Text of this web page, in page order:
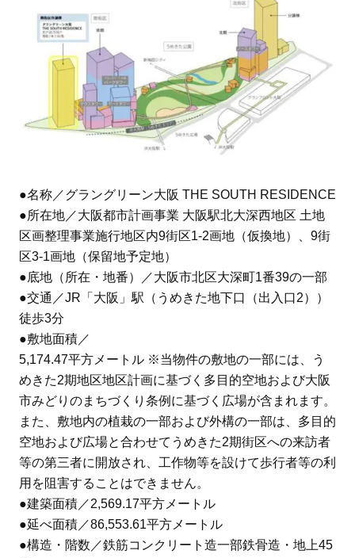
●名称／グラングリーン大阪 THE SOUTH RESIDENCE
●所在地／大阪都市計画事業 大阪駅北大深西地区 土地
区画整理事業施行地区内9街区1-2画地（仮換地）、9街
区3-1画地（保留地予定地）
●底地（所在・地番）／大阪市北区大深町1番39の一部
●交通／JR「大阪」駅（うめきた地下口（出入口2））
徒歩3分
●敷地面積／
5,174.47平方メートル ※当物件の敷地の一部には、う
めきた2期地区地区計画に基づく多目的空地および大阪
市みどりのまちづくり条例に基づく広場が含まれます。
また、敷地内の植栽の一部および外構の一部は、多目的
空地および広場と合わせてうめきた2期街区への来訪者
等の第三者に開放され、工作物等を設けて歩行者等の利
用を阻害することはできません。
●建築面積／2,569.17平方メートル
●延べ面積／86,553.61平方メートル
●構造・階数／鉄筋コンクリート造一部鉄骨造・地上45